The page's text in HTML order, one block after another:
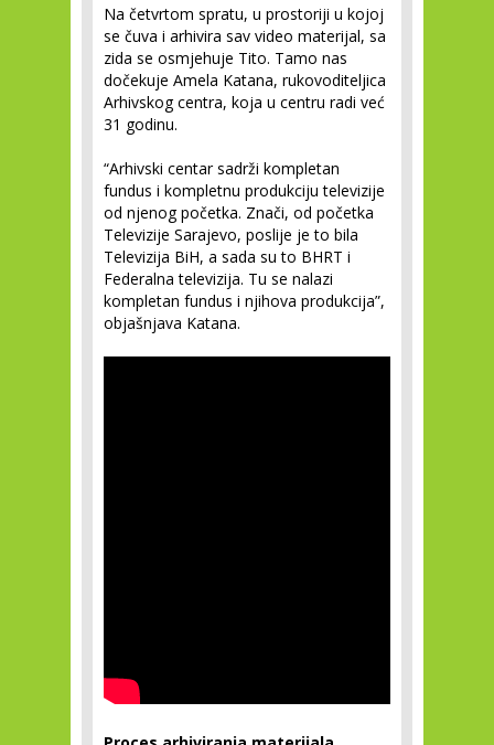
Na četvrtom spratu, u prostoriji u kojoj
se čuva i arhivira sav video materijal, sa
zida se osmjehuje Tito. Tamo nas
dočekuje Amela Katana, rukovoditeljica
Arhivskog centra, koja u centru radi već
31 godinu.
“Arhivski centar sadrži kompletan
fundus i kompletnu produkciju televizije
od njenog početka. Znači, od početka
Televizije Sarajevo, poslije je to bila
Televizija BiH, a sada su to BHRT i
Federalna televizija. Tu se nalazi
kompletan fundus i njihova produkcija”,
objašnjava Katana.